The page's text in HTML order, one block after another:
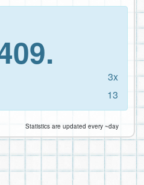
3x
13
Statistics are updated every ~day